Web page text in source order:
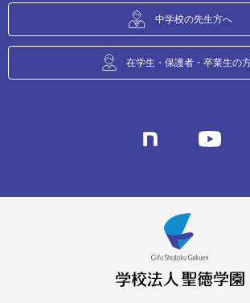
中学校の先生方へ
在学生・保護者・卒業生の